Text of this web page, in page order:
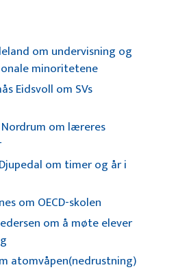
om undervisning og
minoritetene
Eidsvoll om SVs
Nordrum om læreres
om timer og år i
om OECD-skolen
om å møte elever
atomvåpen(nedrustning)